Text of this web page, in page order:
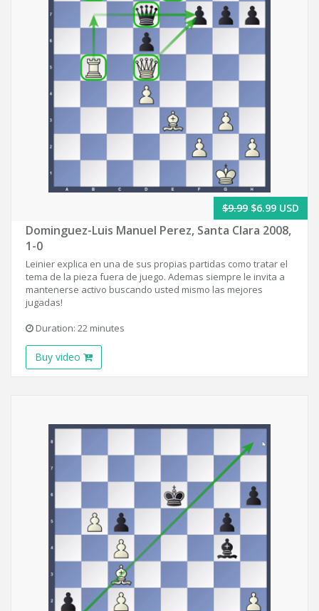
$9.99 $6.99 USD
Dominguez-Luis Manuel Perez, Santa Clara 2008,
1-0
Leinier explica en una de sus propias partidas como tratar el
tema de la pieza fuera de juego. Ademas siempre le invita a
mantenerse activo buscando usted mismo las mejores
jugadas!
Duration: 22 minutes
Buy video